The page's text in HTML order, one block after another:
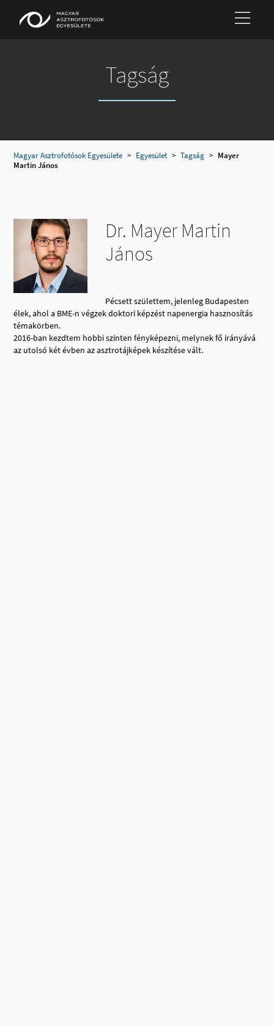
Tagság
Magyar Asztrofotósok Egyesülete > Egyesület > Tagság > Mayer
Martin János
Dr. Mayer Martin
János
Pécsett születtem, jelenleg Budapesten
élek, ahol a BME-n végzek doktori képzést napenergia hasznosítás
témakörben.
2016-ban kezdtem hobbi szinten fényképezni, melynek fő irányává
az utolsó két évben az asztrotájképek készítése vált.